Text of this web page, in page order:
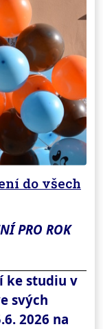
do všech
PRO ROK
ke studiu v
svých
2026 na